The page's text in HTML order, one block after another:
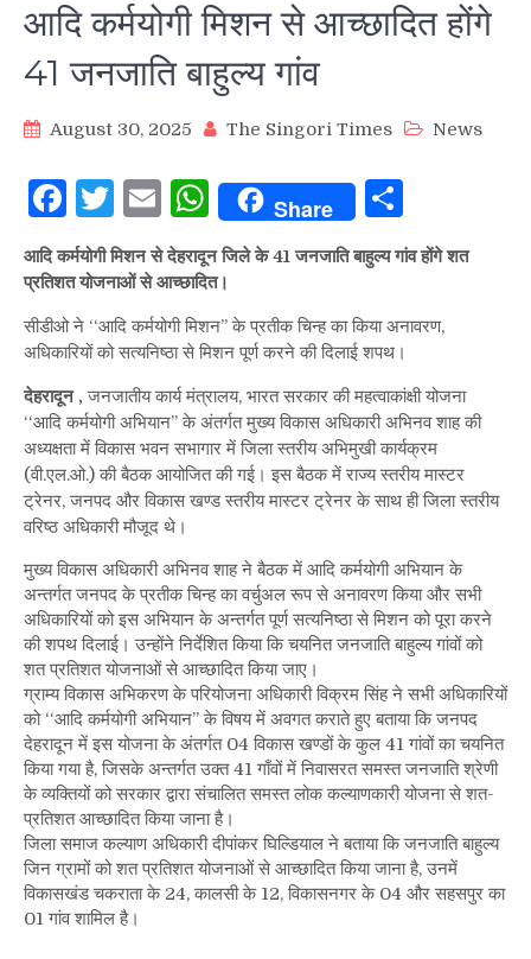
आदि कर्मयोगी मिशन से आच्छादित होंगे
41 जनजाति बाहुल्य गांव
August 30, 2025 The Singori Times News
Facebook
Twitter
EmailWhatsApp
Share
आदि कर्मयोगी मिशन से देहरादून जिले के 41 जनजाति बाहुल्य गांव होंगे शत
प्रतिशत योजनाओं से आच्छादित।
सीडीओ ने ‘‘आदि कर्मयोगी मिशन’’ के प्रतीक चिन्ह का किया अनावरण,
अधिकारियों को सत्यनिष्ठा से मिशन पूर्ण करने की दिलाई शपथ।
देहरादून ,जनजातीय कार्य मंत्रालय, भारत सरकार की महत्वाकांक्षी योजना
‘‘आदि कर्मयोगी अभियान’’ के अंतर्गत मुख्य विकास अधिकारी अभिनव शाह की
अध्यक्षता में विकास भवन सभागार में जिला स्तरीय अभिमुखी कार्यक्रम
(वी.एल.ओ.) की बैठक आयोजित की गई। इस बैठक में राज्य स्तरीय मास्टर
ट्रेनर, जनपद और विकास खण्ड स्तरीय मास्टर ट्रेनर के साथ ही जिला स्तरीय
वरिष्ठ अधिकारी मौजूद थे।
मुख्य विकास अधिकारी अभिनव शाह ने बैठक में आदि कर्मयोगी अभियान के
अन्तर्गत जनपद के प्रतीक चिन्ह का वर्चुअल रूप से अनावरण किया और सभी
अधिकारियों को इस अभियान के अन्तर्गत पूर्ण सत्यनिष्ठा से मिशन को पूरा करने
की शपथ दिलाई। उन्होंने निर्देशित किया कि चयनित जनजाति बाहुल्य गांवों को
शत प्रतिशत योजनाओं से आच्छादित किया जाए।
ग्राम्य विकास अभिकरण के परियोजना अधिकारी विक्रम सिंह ने सभी अधिकारियों
को ‘‘आदि कर्मयोगी अभियान’’ के विषय में अवगत कराते हुए बताया कि जनपद
देहरादून में इस योजना के अंतर्गत 04 विकास खण्डों के कुल 41 गांवों का चयनित
किया गया है, जिसके अन्तर्गत उक्त 41 गाँवों में निवासरत समस्त जनजाति श्रेणी
के व्यक्तियों को सरकार द्वारा संचालित समस्त लोक कल्याणकारी योजना से शत-
प्रतिशत आच्छादित किया जाना है।
जिला समाज कल्याण अधिकारी दीपांकर घिल्डियाल ने बताया कि जनजाति बाहुल्य
जिन ग्रामों को शत प्रतिशत योजनाओं से आच्छादित किया जाना है, उनमें
विकासखंड चकराता के 24, कालसी के 12, विकासनगर के 04 और सहसपुर का
01 गांव शामिल है।